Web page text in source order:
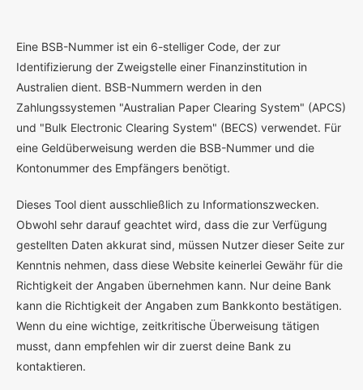
Eine BSB-Nummer ist ein 6-stelliger Code, der zur
Identifizierung der Zweigstelle einer Finanzinstitution in
Australien dient. BSB-Nummern werden in den
Zahlungssystemen "Australian Paper Clearing System" (APCS)
und "Bulk Electronic Clearing System" (BECS) verwendet. Für
eine Geldüberweisung werden die BSB-Nummer und die
Kontonummer des Empfängers benötigt.
Dieses Tool dient ausschließlich zu Informationszwecken.
Obwohl sehr darauf geachtet wird, dass die zur Verfügung
gestellten Daten akkurat sind, müssen Nutzer dieser Seite zur
Kenntnis nehmen, dass diese Website keinerlei Gewähr für die
Richtigkeit der Angaben übernehmen kann. Nur deine Bank
kann die Richtigkeit der Angaben zum Bankkonto bestätigen.
Wenn du eine wichtige, zeitkritische Überweisung tätigen
musst, dann empfehlen wir dir zuerst deine Bank zu
kontaktieren.